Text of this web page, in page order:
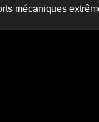
mécaniques